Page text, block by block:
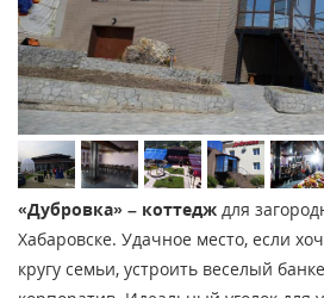
«Дубровка» – коттедж для
Хабаровске. Удачное место, если
кругу семьи, устроить веселый